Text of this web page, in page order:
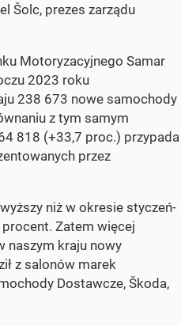
Šolc, prezes zarządu
Motoryzacyjnego Samar
2023 roku
238 673 nowe samochody
z tym samym
818 (+33,7 proc.) przypada
przez
niż w okresie styczeń-
Zatem więcej
naszym kraju nowy
z salonów marek
Dostawcze, Škoda,